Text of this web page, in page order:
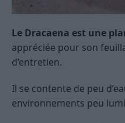
Le Dracaena est une
appréciée pour son
d’entretien.
Il se contente de peu
environnements peu